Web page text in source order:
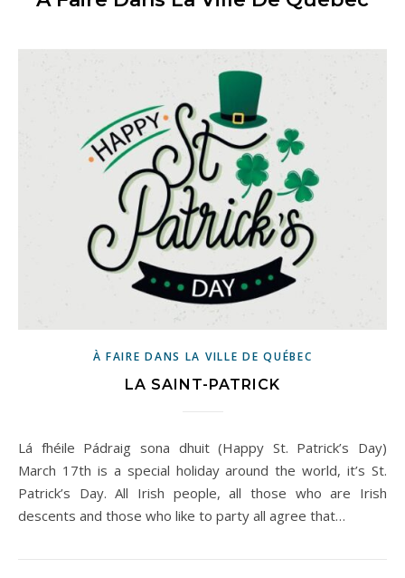
À FAIRE DANS LA VILLE DE QUÉBEC
LA SAINT-PATRICK
Lá fhéile Pádraig sona dhuit (Happy St. Patrick’s Day)
March 17th is a special holiday around the world, it’s St.
Patrick’s Day. All Irish people, all those who are Irish
descents and those who like to party all agree that…